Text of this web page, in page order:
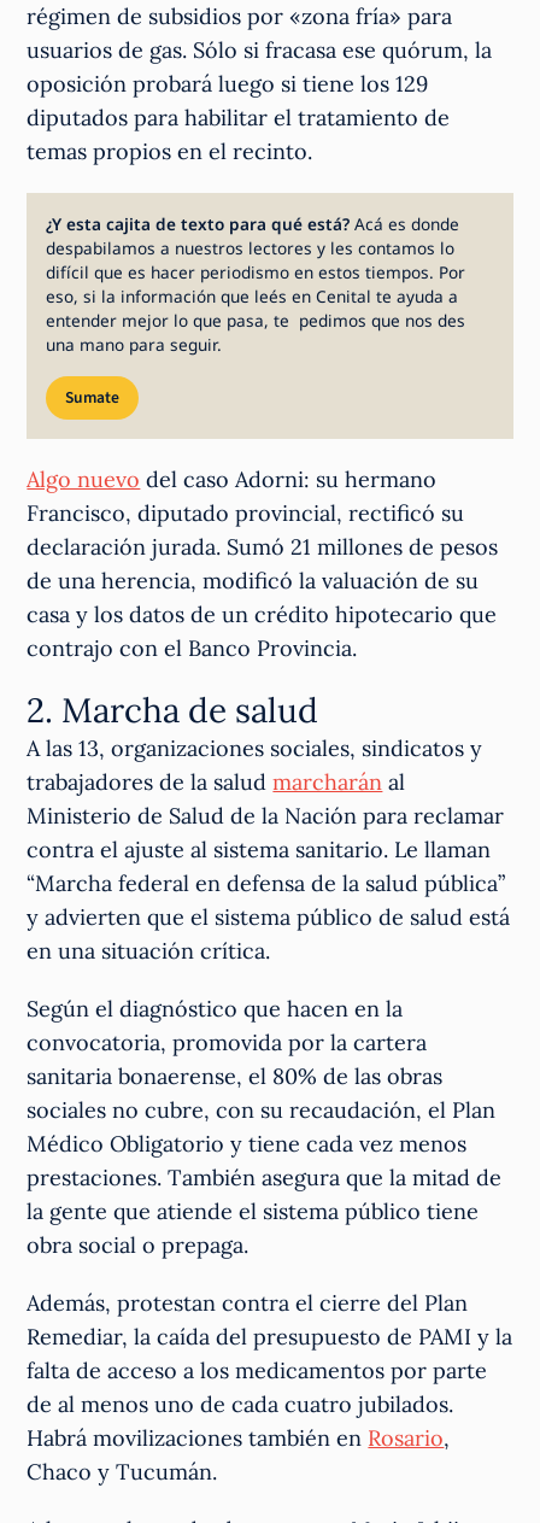
régimen de subsidios por «zona fría» para
usuarios de gas. Sólo si fracasa ese quórum, la
oposición probará luego si tiene los 129
diputados para habilitar el tratamiento de
temas propios en el recinto.
¿Y esta cajita de texto para qué está?Acá es donde
despabilamos a nuestros lectores y les contamos lo
difícil que es hacer periodismo en estos tiempos. Por
eso, si la información que leés en Cenital te ayuda a
entender mejor lo que pasa, te pedimos que nos des
una mano para seguir.
Sumate
Algo nuevo del caso Adorni: su hermano
Francisco, diputado provincial, rectificó su
declaración jurada. Sumó 21 millones de pesos
de una herencia, modificó la valuación de su
casa y los datos de un crédito hipotecario que
contrajo con el Banco Provincia.
2. Marcha de salud
A las 13, organizaciones sociales, sindicatos y
trabajadores de la saludmarcharán al
Ministerio de Salud de la Nación para reclamar
contra el ajuste al sistema sanitario. Le llaman
“Marcha federal en defensa de la salud pública”
y advierten que el sistema público de salud está
en una situación crítica.
Según el diagnóstico que hacen en la
convocatoria, promovida por la cartera
sanitaria bonaerense, el 80% de las obras
sociales no cubre, con su recaudación, el Plan
Médico Obligatorio y tiene cada vez menos
prestaciones. También asegura que la mitad de
la gente que atiende el sistema público tiene
obra social o prepaga.
Además, protestan contra el cierre del Plan
Remediar, la caída del presupuesto de PAMI y la
falta de acceso a los medicamentos por parte
de al menos uno de cada cuatro jubilados.
Habrá movilizaciones también en Rosario,
Chaco y Tucumán.